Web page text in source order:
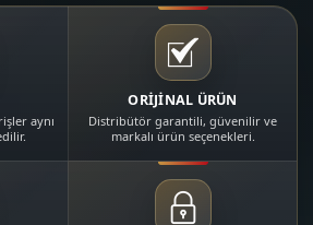
aynı
ORİJİNAL ÜRÜN
Distribütör garantili, güvenilir ve
markalı ürün seçenekleri.